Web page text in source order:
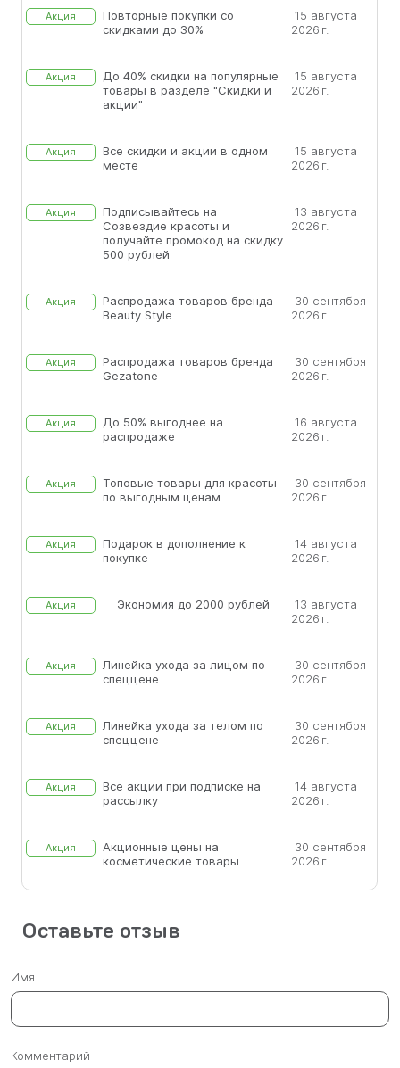
Акция
Повторные покупки со
скидками до 30%
15 августа
2026 г.
Акция
До 40% скидки на популярные
товары в разделе "Скидки и
акции"
15 августа
2026 г.
Акция
Все скидки и акции в одном
месте
15 августа
2026 г.
Акция
Подписывайтесь на
Созвездие красоты и
получайте промокод на скидку
500 рублей
13 августа
2026 г.
Акция
Распродажа товаров бренда
Beauty Style
30 сентября
2026 г.
Акция
Распродажа товаров бренда
Gezatone
30 сентября
2026 г.
Акция
До 50% выгоднее на
распродаже
16 августа
2026 г.
Акция
Топовые товары для красоты
по выгодным ценам
30 сентября
2026 г.
Акция
Подарок в дополнение к
покупке
14 августа
2026 г.
Акция Экономия до 2000 рублей
13 августа
2026 г.
Акция
Линейка ухода за лицом по
спеццене
30 сентября
2026 г.
Акция
Линейка ухода за телом по
спеццене
30 сентября
2026 г.
Акция
Все акции при подписке на
рассылку
14 августа
2026 г.
Акция
Акционные цены на
косметические товары
30 сентября
2026 г.
Оставьте отзыв
Имя
Комментарий